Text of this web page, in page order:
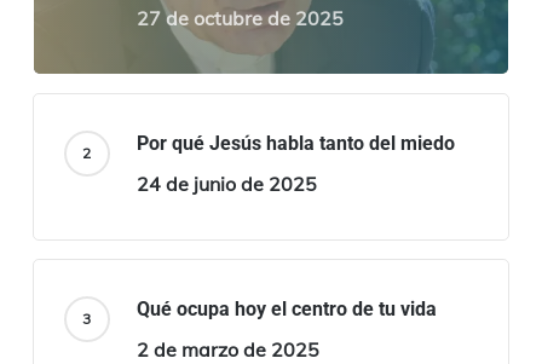
27 de octubre de 2025
Por qué Jesús habla tanto del miedo
24 de junio de 2025
Qué ocupa hoy el centro de tu vida
2 de marzo de 2025